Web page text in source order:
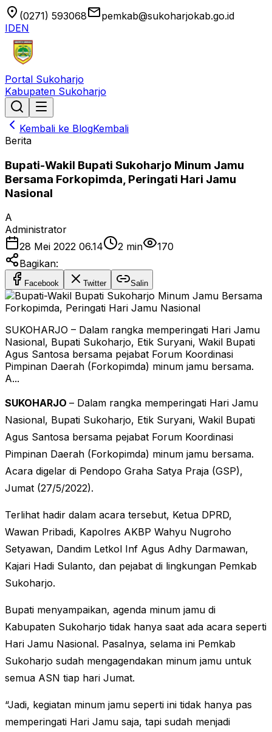
location_on (0271) 593068emailpemkab@sukoharjokab.go.id
IDEN
Portal Sukoharjo
Kabupaten Sukoharjo
Kembali ke BlogKembali
Berita
Bupati-Wakil Bupati Sukoharjo Minum Jamu
Bersama Forkopimda, Peringati Hari Jamu
Nasional
A
Administrator
28 Mei 2022 06.14
2 min
170
Bagikan:
Facebook Twitter Salin
SUKOHARJO – Dalam rangka memperingati Hari Jamu
Nasional, Bupati Sukoharjo, Etik Suryani, Wakil Bupati
Agus Santosa bersama pejabat Forum Koordinasi
Pimpinan Daerah (Forkopimda) minum jamu bersama.
A...
SUKOHARJO – Dalam rangka memperingati Hari Jamu
Nasional, Bupati Sukoharjo, Etik Suryani, Wakil Bupati
Agus Santosa bersama pejabat Forum Koordinasi
Pimpinan Daerah (Forkopimda) minum jamu bersama.
Acara digelar di Pendopo Graha Satya Praja (GSP),
Jumat (27/5/2022).
Terlihat hadir dalam acara tersebut, Ketua DPRD,
Wawan Pribadi, Kapolres AKBP Wahyu Nugroho
Setyawan, Dandim Letkol Inf Agus Adhy Darmawan,
Kajari Hadi Sulanto, dan pejabat di lingkungan Pemkab
Sukoharjo.
Bupati menyampaikan, agenda minum jamu di
Kabupaten Sukoharjo tidak hanya saat ada acara seperti
Hari Jamu Nasional. Pasalnya, selama ini Pemkab
Sukoharjo sudah mengagendakan minum jamu untuk
semua ASN tiap hari Jumat.
“Jadi, kegiatan minum jamu seperti ini tidak hanya pas
memperingati Hari Jamu saja, tapi sudah menjadi